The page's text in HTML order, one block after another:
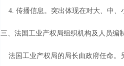
4. 传播信息。突出体现在对大、中、
三、法国工业产权局组织机构及人员编
法国工业产权局的局长由政府任命。